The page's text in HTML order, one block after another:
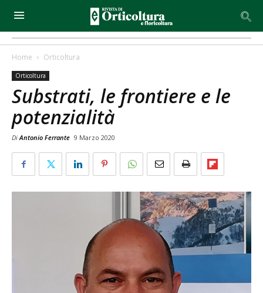
Home Orticoltura
Orticoltura
Substrati, le frontiere e le
potenzialità
DiAntonio Ferrante 9 Marzo 2020